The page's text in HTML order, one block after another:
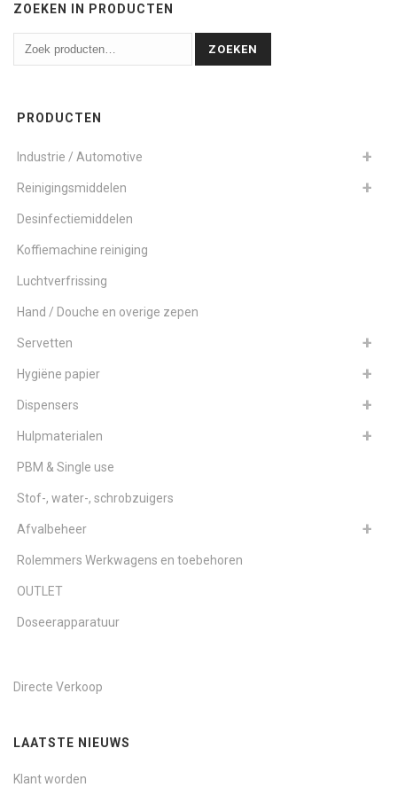
ZOEKEN IN PRODUCTEN
ZOEKEN
PRODUCTEN
Industrie / Automotive
Reinigingsmiddelen
Desinfectiemiddelen
Koffiemachine reiniging
Luchtverfrissing
Hand / Douche en overige zepen
Servetten
Hygiëne papier
Dispensers
Hulpmaterialen
PBM & Single use
Stof-, water-, schrobzuigers
Afvalbeheer
Rolemmers Werkwagens en toebehoren
OUTLET
Doseerapparatuur
Directe Verkoop
LAATSTE NIEUWS
Klant worden